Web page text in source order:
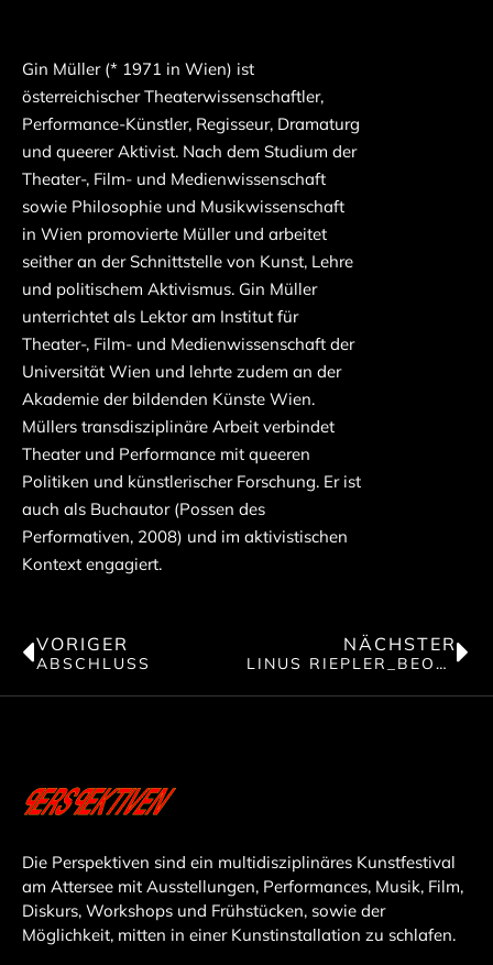
Gin Müller (* 1971 in Wien) ist
österreichischer Theaterwissenschaftler,
Performance-Künstler, Regisseur, Dramaturg
und queerer Aktivist. Nach dem Studium der
Theater-, Film- und Medienwissenschaft
sowie Philosophie und Musikwissenschaft
in Wien promovierte Müller und arbeitet
seither an der Schnittstelle von Kunst, Lehre
und politischem Aktivismus. Gin Müller
unterrichtet als Lektor am Institut für
Theater-, Film- und Medienwissenschaft der
Universität Wien und lehrte zudem an der
Akademie der bildenden Künste Wien.
Müllers transdisziplinäre Arbeit verbindet
Theater und Performance mit queeren
Politiken und künstlerischer Forschung. Er ist
auch als Buchautor (Possen des
Performativen, 2008) und im aktivistischen
Kontext engagiert.
VORIGER
ABSCHLUSS
NÄCHSTER
LINUS RIEPLER_BEOBACHTUNGSSTUBE
Die Perspektiven sind ein multidisziplinäres Kunstfestival
am Attersee mit Ausstellungen, Performances, Musik, Film,
Diskurs, Workshops und Frühstücken, sowie der
Möglichkeit, mitten in einer Kunstinstallation zu schlafen.